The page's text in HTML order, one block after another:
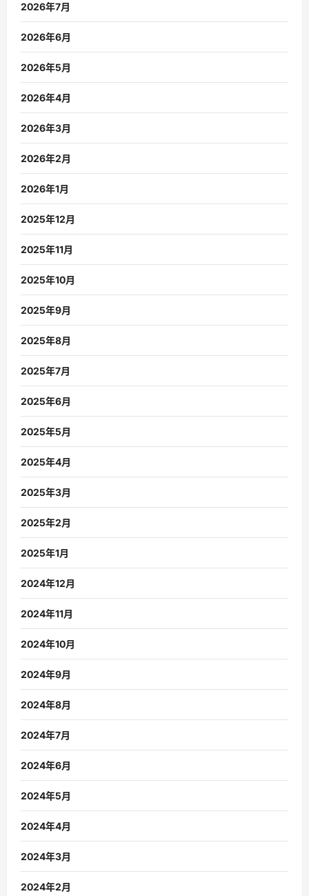
2026年7月
2026年6月
2026年5月
2026年4月
2026年3月
2026年2月
2026年1月
2025年12月
2025年11月
2025年10月
2025年9月
2025年8月
2025年7月
2025年6月
2025年5月
2025年4月
2025年3月
2025年2月
2025年1月
2024年12月
2024年11月
2024年10月
2024年9月
2024年8月
2024年7月
2024年6月
2024年5月
2024年4月
2024年3月
2024年2月